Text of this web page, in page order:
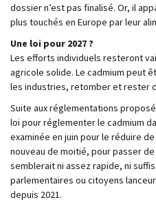
dossier n’est pas finalisé. Or, il
plus touchés en Europe par leur
Une loi pour 2027 ?
Les efforts individuels resteront
agricole solide. Le cadmium peut
les industries, retomber et rester
Suite aux réglementations
loi pour réglementer le cadmium
examinée en juin pour le réduire
nouveau de moitié, pour passer
semblerait ni assez rapide, ni
parlementaires ou citoyens
depuis 2021.